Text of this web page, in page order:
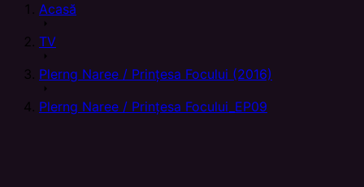
Acasă
arrow_right
TV
arrow_right
Plerng Naree / Prințesa Focului (2016)
arrow_right
Plerng Naree / Prințesa Focului_EP09